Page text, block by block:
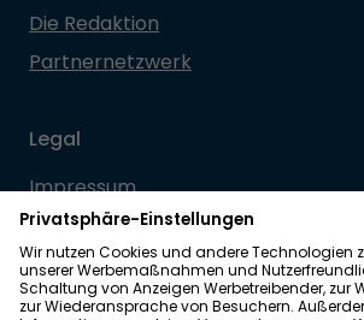
Die Redaktion
Partnernetzwerk
Legal
Impressum
Datenschutz
Allgemeine Geschäftsbedingungen
Barrierefreiheit